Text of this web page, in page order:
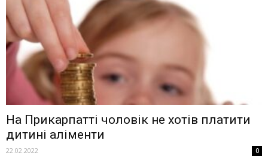
На Прикарпатті чоловік не хотів платити
дитині аліменти
22.02.2022 0